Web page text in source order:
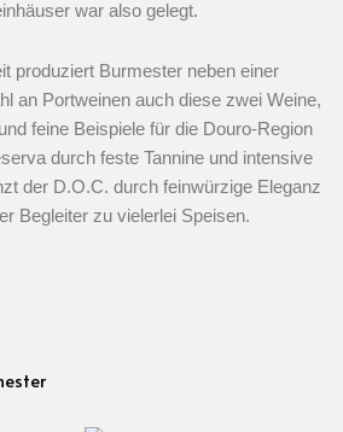
war also gelegt.
produziert Burmester neben einer
an Portweinen auch diese zwei Weine,
feine Beispiele für die Douro-Region
durch feste Tannine und intensive
der D.O.C. durch feinwürzige Eleganz
Begleiter zu vielerlei Speisen.